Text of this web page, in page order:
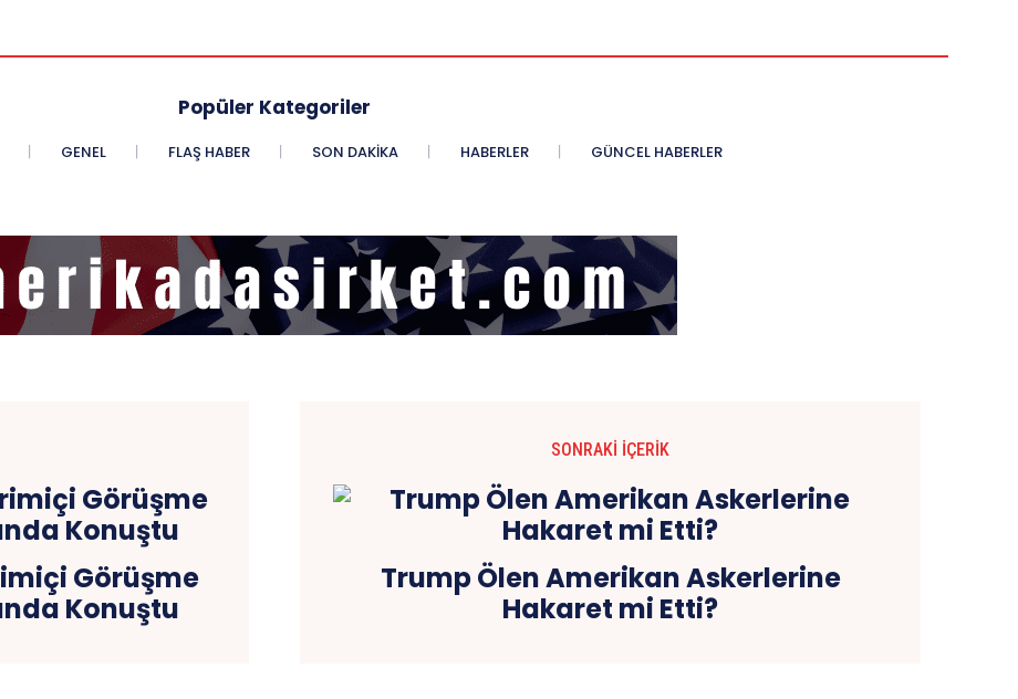
Popüler Kategoriler
GENEL FLAŞ HABER SON DAKIKA HABERLER GÜNCEL HABERLER
Görüşme
Konuştu
SONRAKI İÇERIK
Trump Ölen Amerikan Askerlerine
Hakaret mi Etti?